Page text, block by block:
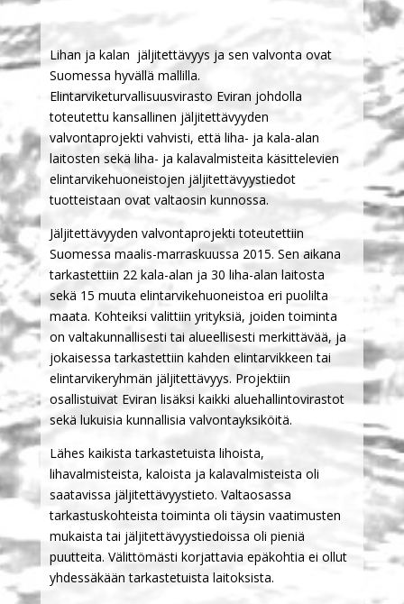
Lihan ja kalan jäljitettävyys ja sen valvonta ovat
Suomessa hyvällä mallilla.
Elintarviketurvallisuusvirasto Eviran johdolla
toteutettu kansallinen jäljitettävyyden
valvontaprojekti vahvisti, että liha- ja kala-alan
laitosten sekä liha- ja kalavalmisteita käsittelevien
elintarvikehuoneistojen jäljitettävyystiedot
tuotteistaan ovat valtaosin kunnossa.
Jäljitettävyyden valvontaprojekti toteutettiin
Suomessa maalis-marraskuussa 2015. Sen aikana
tarkastettiin 22 kala-alan ja 30 liha-alan laitosta
sekä 15 muuta elintarvikehuoneistoa eri puolilta
maata. Kohteiksi valittiin yrityksiä, joiden toiminta
on valtakunnallisesti tai alueellisesti merkittävää, ja
jokaisessa tarkastettiin kahden elintarvikkeen tai
elintarvikeryhmän jäljitettävyys. Projektiin
osallistuivat Eviran lisäksi kaikki aluehallintovirastot
sekä lukuisia kunnallisia valvontayksiköitä.
Lähes kaikista tarkastetuista lihoista,
lihavalmisteista, kaloista ja kalavalmisteista oli
saatavissa jäljitettävyystieto. Valtaosassa
tarkastuskohteista toiminta oli täysin vaatimusten
mukaista tai jäljitettävyystiedoissa oli pieniä
puutteita. Välittömästi korjattavia epäkohtia ei ollut
yhdessäkään tarkastetuista laitoksista.